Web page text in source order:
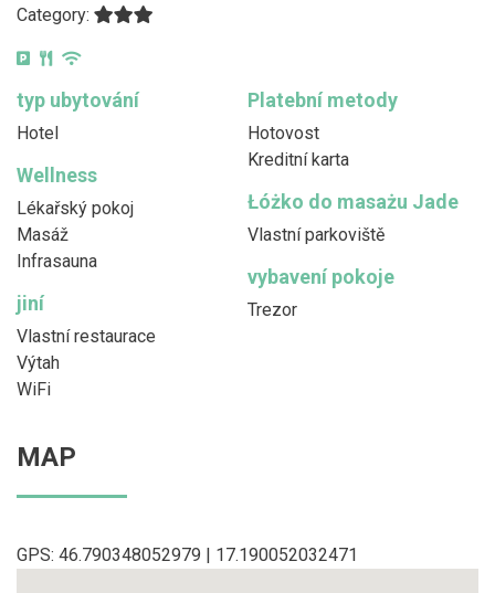
Category:
typ ubytování
Hotel
Platební metody
Hotovost
Kreditní karta
Wellness
Lékařský pokoj
Masáž
Infrasauna
Łóżko do masażu Jade
Vlastní parkoviště
vybavení pokoje
Trezor
jiní
Vlastní restaurace
Výtah
WiFi
MAP
GPS: 46.790348052979 | 17.190052032471